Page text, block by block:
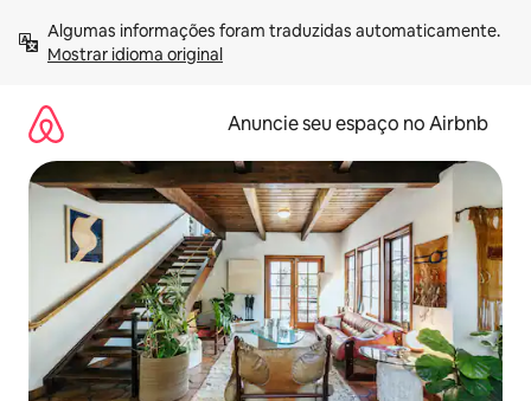
para
Mostrar idioma original
Anuncie seu espaço no Airbnb